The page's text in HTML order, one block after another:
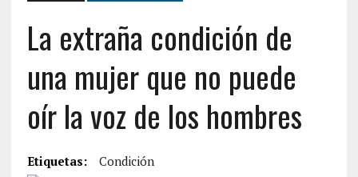
La extraña condición de
una mujer que no puede
oír la voz de los hombres
Etiquetas: Condición